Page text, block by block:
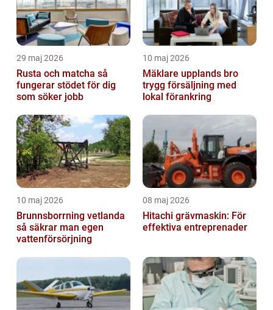
29 maj 2026
Rusta och matcha så
fungerar stödet för dig
som söker jobb
10 maj 2026
Mäklare upplands bro
trygg försäljning med
lokal förankring
10 maj 2026
Brunnsborrning vetlanda
så säkrar man egen
vattenförsörjning
08 maj 2026
Hitachi grävmaskin: För
effektiva entreprenader